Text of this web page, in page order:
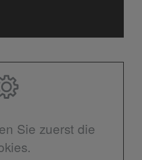
Sie zuerst die